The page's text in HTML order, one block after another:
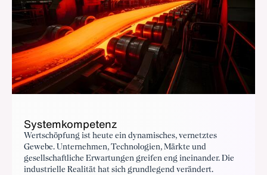
Systemkompetenz
Wertschöpfung ist heute ein dynamisches, vernetztes
Gewebe. Unternehmen, Technologien, Märkte und
gesellschaftliche Erwartungen greifen eng ineinander. Die
industrielle Realität hat sich grundlegend verändert.